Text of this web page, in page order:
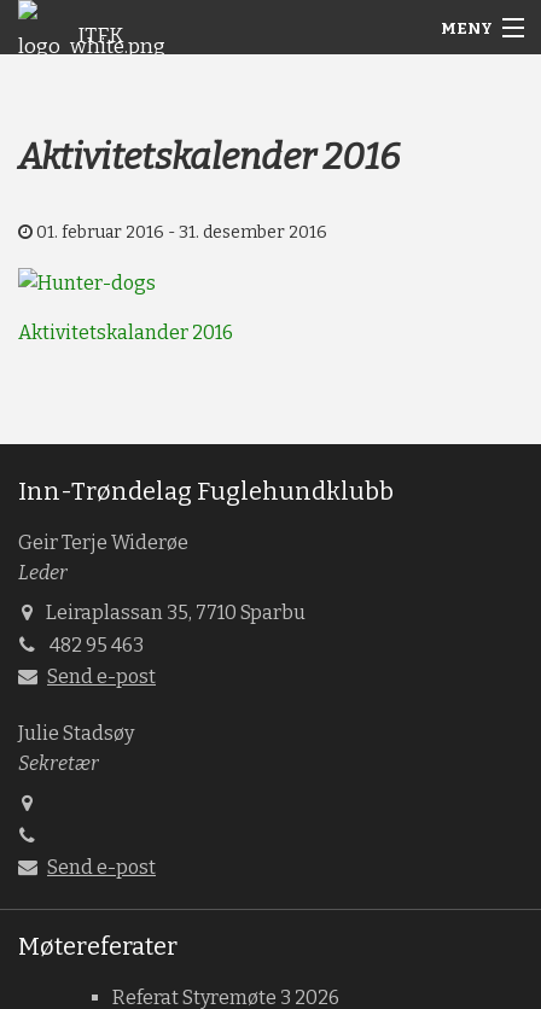
ITFK MENY
Nyheter
Aktivitetskalender 2016
01. februar 2016 - 31. desember 2016
Aktivitetskalander 2016
Inn-Trøndelag Fuglehundklubb
Geir Terje Widerøe
Leder
Leiraplassan 35, 7710 Sparbu
482 95 463
Send e-post
Julie Stadsøy
Sekretær
Send e-post
Møtereferater
Referat Styremøte 3 2026